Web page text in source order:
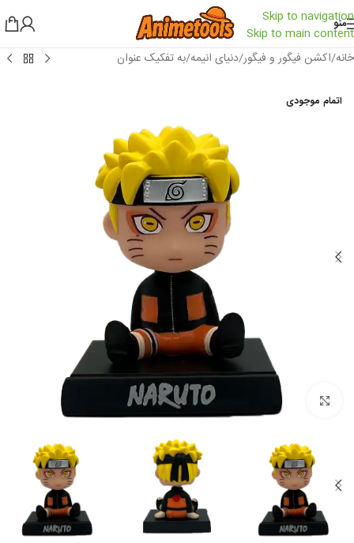
Skip to navigation
Skip to main content
منو
خانه/اکشن فیگور و فیگور/دنیای انیمه/به تفکیک عنوان
اتمام موجودی
بزرگنمایی تصویر